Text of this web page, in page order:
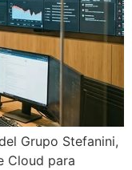
Grupo Stefanini,
Cloud para